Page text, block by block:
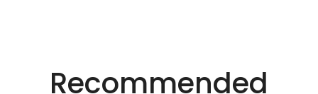
创新的激光解决方
Recommended